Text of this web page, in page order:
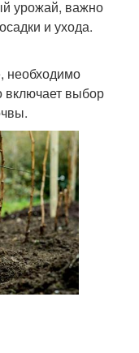
урожай, важно
и ухода.
необходимо
включает выбор